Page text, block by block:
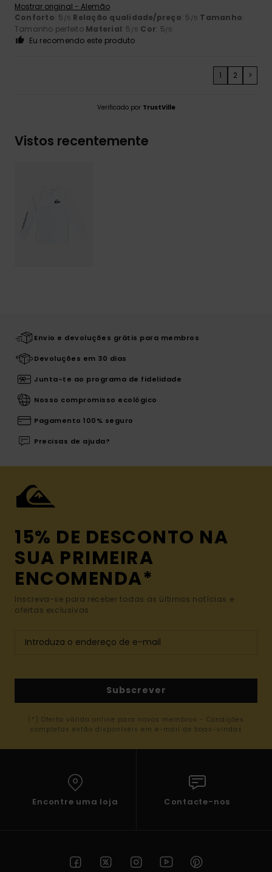
Mostrar original - Alemão
Conforto: 5 /5 Relação qualidade/preço: 5 /5 Tamanho:
Tamanho perfeito Material: 5 /5 Cor: 5/5
Eu recomendo este produto
1 2 >
Verificado por TrustVille
Vistos recentemente
Envio e devoluções grátis para membros
Devoluções em 30 dias
Junta-te ao programa de fidelidade
Nosso compromisso ecológico
Pagamento 100% seguro
Precisas de ajuda?
15% DE DESCONTO NA
SUA PRIMEIRA
ENCOMENDA*
Inscreva-se para receber todas as últimas notícias e
ofertas exclusivas.
Subscrever
(*) Oferta válida online para novos membros - Condições
completas estão disponíveis em e-mail de boas-vindas
Encontre uma loja Contacte-nos